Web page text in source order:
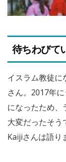
待ちわびて
イスラム教徒に
さん。2017年
になったため、
大変だったそう
Kaijiさんは語り